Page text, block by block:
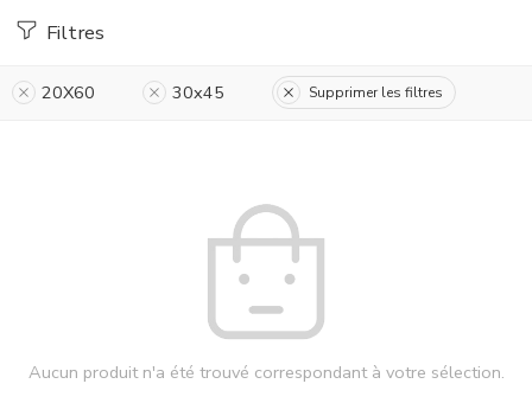
Filtres
20X60 30x45 Supprimer les filtres
Aucun produit n'a été trouvé correspondant à votre sélection.